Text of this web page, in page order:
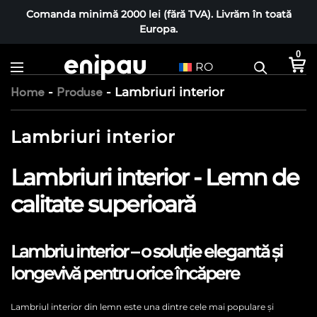
Comanda minimă 2000 lei (fără TVA). Livrăm în toată
Europa.
RO
0
Home - Produse - Lambriuri interior
Lambriuri interior
Lambriuri interior - Lemn de
calitate superioară
Lambriu interior – o soluție elegantă și
longevivă pentru orice încăpere
Lambriul interior din lemn este una dintre cele mai populare și